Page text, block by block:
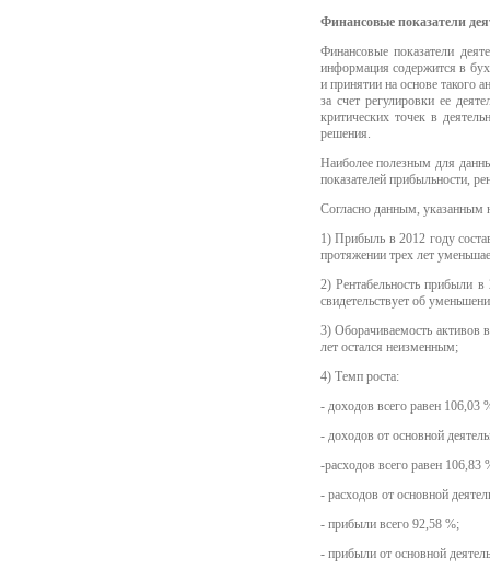
Финансовые показатели
Финансовые показатели
информация содержится в
и принятии на основе такого
за счет регулировки ее
критических точек в
решения.
Наиболее полезным для
показателей прибыльности,
Согласно данным,
1) Прибыль в 2012 году
протяжении трех лет
2) Рентабельность прибыли
свидетельствует об
3) Оборачиваемость активов
лет остался неизменным;
4) Темп роста:
- доходов всего равен 106,03
- доходов от основной
-расходов всего равен 106,83
- расходов от основной
- прибыли всего 92,58 %;
- прибыли от основной